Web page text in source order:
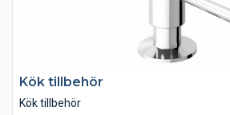
Kök tillbehör
Kök tillbehör